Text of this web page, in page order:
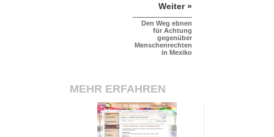
Weiter »
Den Weg ebnen
für Achtung
gegenüber
Menschenrechten
in Mexiko
MEHR ERFAHREN